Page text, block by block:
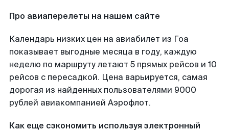
Про авиаперелеты на нашем сайте
Календарь низких цен на авиабилет из Гоа
показывает выгодные месяца в году, каждую
неделю по маршруту летают 5 прямых рейсов и 10
рейсов с пересадкой. Цена варьируется, самая
дорогая из найденных пользователями 9000
рублей авиакомпанией Аэрофлот.
Как еще сэкономить используя электронный